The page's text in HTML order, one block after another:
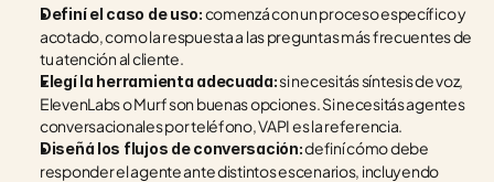
Definí el caso de uso: comenzá con un proceso específico y
acotado, como la respuesta a las preguntas más frecuentes de
tu atención al cliente.
Elegí la herramienta adecuada: si necesitás síntesis de voz,
ElevenLabs o Murf son buenas opciones. Si necesitás agentes
conversacionales por teléfono, VAPI es la referencia.
Diseñá los flujos de conversación: definí cómo debe
responder el agente ante distintos escenarios, incluyendo